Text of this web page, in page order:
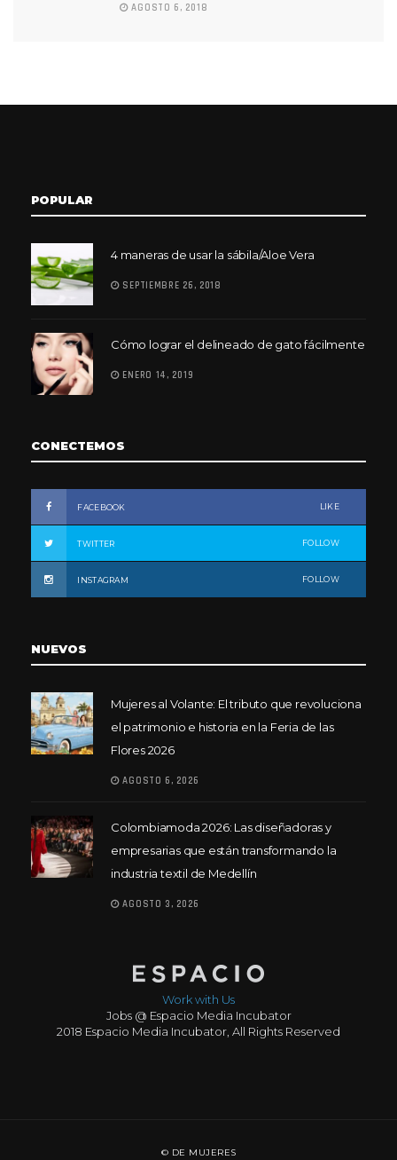
AGOSTO 6, 2018
POPULAR
4 maneras de usar la sábila/Aloe Vera
SEPTIEMBRE 26, 2018
Cómo lograr el delineado de gato fácilmente
ENERO 14, 2019
CONECTEMOS
FACEBOOK LIKE
TWITTER FOLLOW
INSTAGRAM FOLLOW
NUEVOS
Mujeres al Volante: El tributo que revoluciona
el patrimonio e historia en la Feria de las
Flores 2026
AGOSTO 6, 2026
Colombiamoda 2026: Las diseñadoras y
empresarias que están transformando la
industria textil de Medellín
AGOSTO 3, 2026
Work with Us
Jobs @ Espacio Media Incubator
2018 Espacio Media Incubator, All Rights Reserved
© DE MUJERES